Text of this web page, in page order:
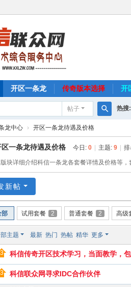
开区一条龙 传奇版本选择 开
帖子
索
热搜:
龙中心 › 开区一条龙待遇及价格
区一条龙待遇及价格 今日: 0 主题: 9 排
块详细介绍科信一条龙各套餐详情及价格等，
新帖
部 试用套餐 2 普通套餐 2 高级
主题 最新 热门 热帖 精华 更多
科信传奇开区技术学习，当面教学，
科信联众网寻求IDC合作伙伴